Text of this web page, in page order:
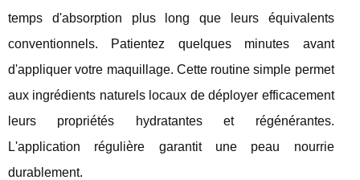
temps d'absorption plus long que leurs équivalents
conventionnels. Patientez quelques minutes avant
d'appliquer votre maquillage. Cette routine simple permet
aux ingrédients naturels locaux de déployer efficacement
leurs propriétés hydratantes et régénérantes.
L'application régulière garantit une peau nourrie
durablement.